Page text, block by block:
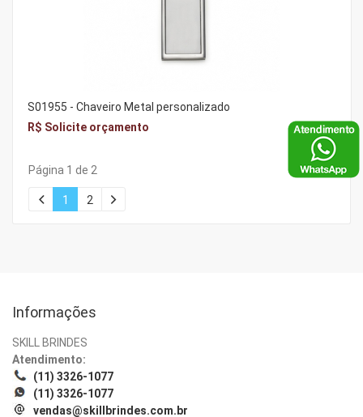
S01955 - Chaveiro Metal personalizado
R$ Solicite orçamento
Página 1 de 2
1 2
Informações
SKILL BRINDES
Atendimento:
(11) 3326-1077
(11) 3326-1077
vendas@skillbrindes.com.br